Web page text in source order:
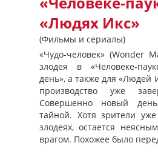
«Людях Икс»
(Фильмы и сериалы)
«Чудо-человек» (Wonder
злодея в «Человеке-
день», а также для «Людей
производство уже
Совершенно новый
тайной. Хотя зрители
злодеях, остается
врагом. Похожее было